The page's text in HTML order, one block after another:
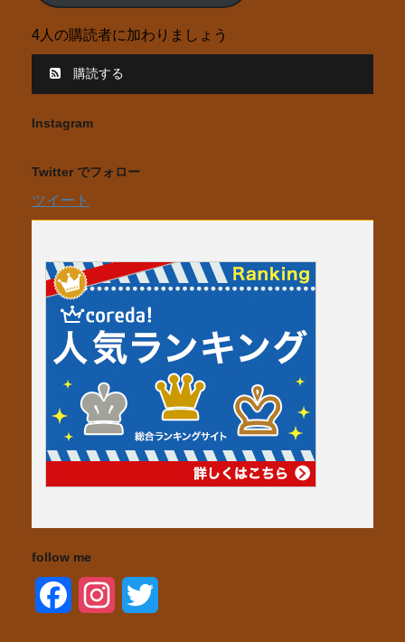
レ
4人の購読者に加わりましょう
購読する
Instagram
Twitter でフォロー
ツイート
follow me